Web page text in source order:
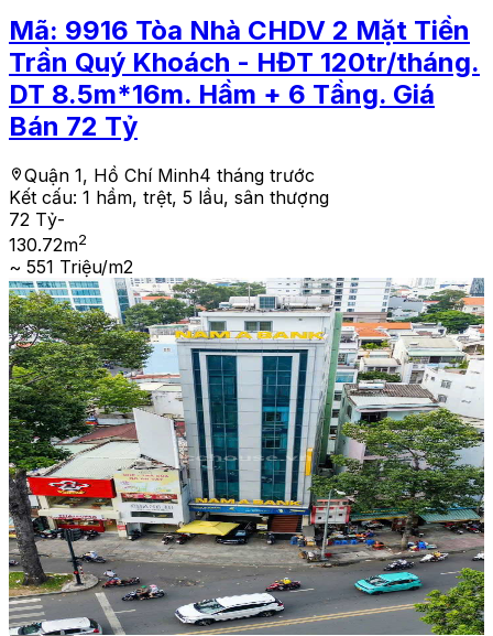
Mã: 9916 Tòa Nhà CHDV 2 Mặt Tiền
Trần Quý Khoách - HĐT 120tr/tháng.
DT 8.5m*16m. Hầm + 6 Tầng. Giá
Bán 72 Tỷ
Quận 1, Hồ Chí Minh4 tháng trước
Kết cấu: 1 hầm, trệt, 5 lầu, sân thượng
72 Tỷ-
130.72m2
~ 551 Triệu/m2